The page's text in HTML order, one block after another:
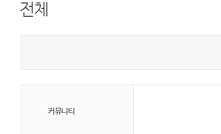
전체
커뮤니티